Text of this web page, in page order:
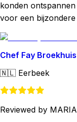
konden
voor een
Chef Fay
🇳🇱 Eerbeek
Reviewed by